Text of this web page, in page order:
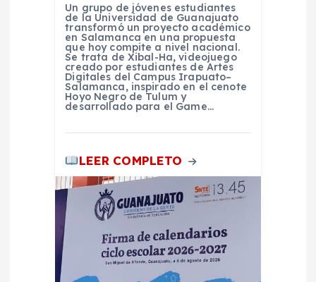
Un grupo de jóvenes estudiantes
de la Universidad de Guanajuato
transformó un proyecto académico
en Salamanca en una propuesta
que hoy compite a nivel nacional.
Se trata de Xibal-Ha, videojuego
creado por estudiantes de Artes
Digitales del Campus Irapuato–
Salamanca, inspirado en el cenote
Hoyo Negro de Tulum y
desarrollado para el Game…
LEER COMPLETO